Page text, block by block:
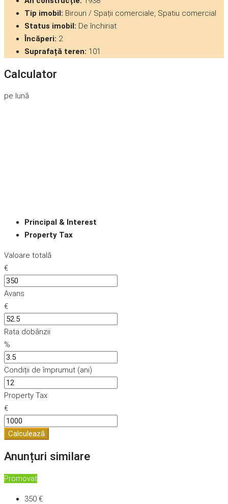
Tip imobil: Birouri / Spații comerciale, Spatiu comercial
Status imobil: De închiriat
Încăperi: 2
Suprafață teren: 101
Calculator
pe lună
Principal & Interest
Property Tax
Valoare totală
€
Avans
€
Rata dobânzii
%
Condiții de împrumut (ani)
Property Tax
€
Calculează
Anunțuri similare
Promovat
350 €